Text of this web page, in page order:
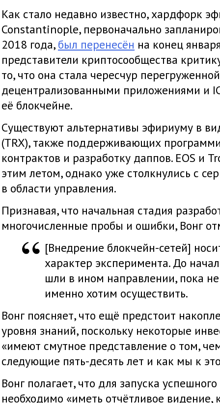
Как стало недавно известно, хардфорк
Constantinople, первоначально
2018 года,был перенесён на конец
представители криптосообщества
то, что она стала чересчур перегруженной
децентрализованными приложениями и
её блокчейне.
Существуют альтернативы эфириуму в
(TRX), также поддерживающих
контрактов и разработку даппов. EOS и
этим летом, однако уже столкнулись с
в области управления.
Признавая, что начальная стадия
многочисленные пробы и ошибки, Вонг
[Внедрение блокчейн-сетей]
характер эксперимента. До
шли в ином направлении, пока
именно хотим осуществить.
Вонг поясняет, что ещё предстоит
уровня знаний, поскольку некоторые
«имеют смутное представление о том,
следующие пять-десять лет и как мы к
Вонг полагает, что для запуска
необходимо «иметь отчётливое